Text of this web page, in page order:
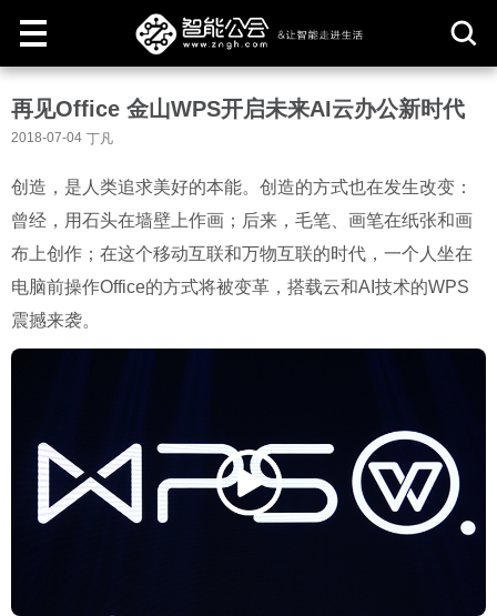
再见Office 金山WPS开启未来AI云办公新时代
2018-07-04 丁凡
创造，是人类追求美好的本能。创造的方式也在发生改变：
曾经，用石头在墙壁上作画；后来，毛笔、画笔在纸张和画
布上创作；在这个移动互联和万物互联的时代，一个人坐在
电脑前操作Office的方式将被变革，搭载云和AI技术的WPS
震撼来袭。